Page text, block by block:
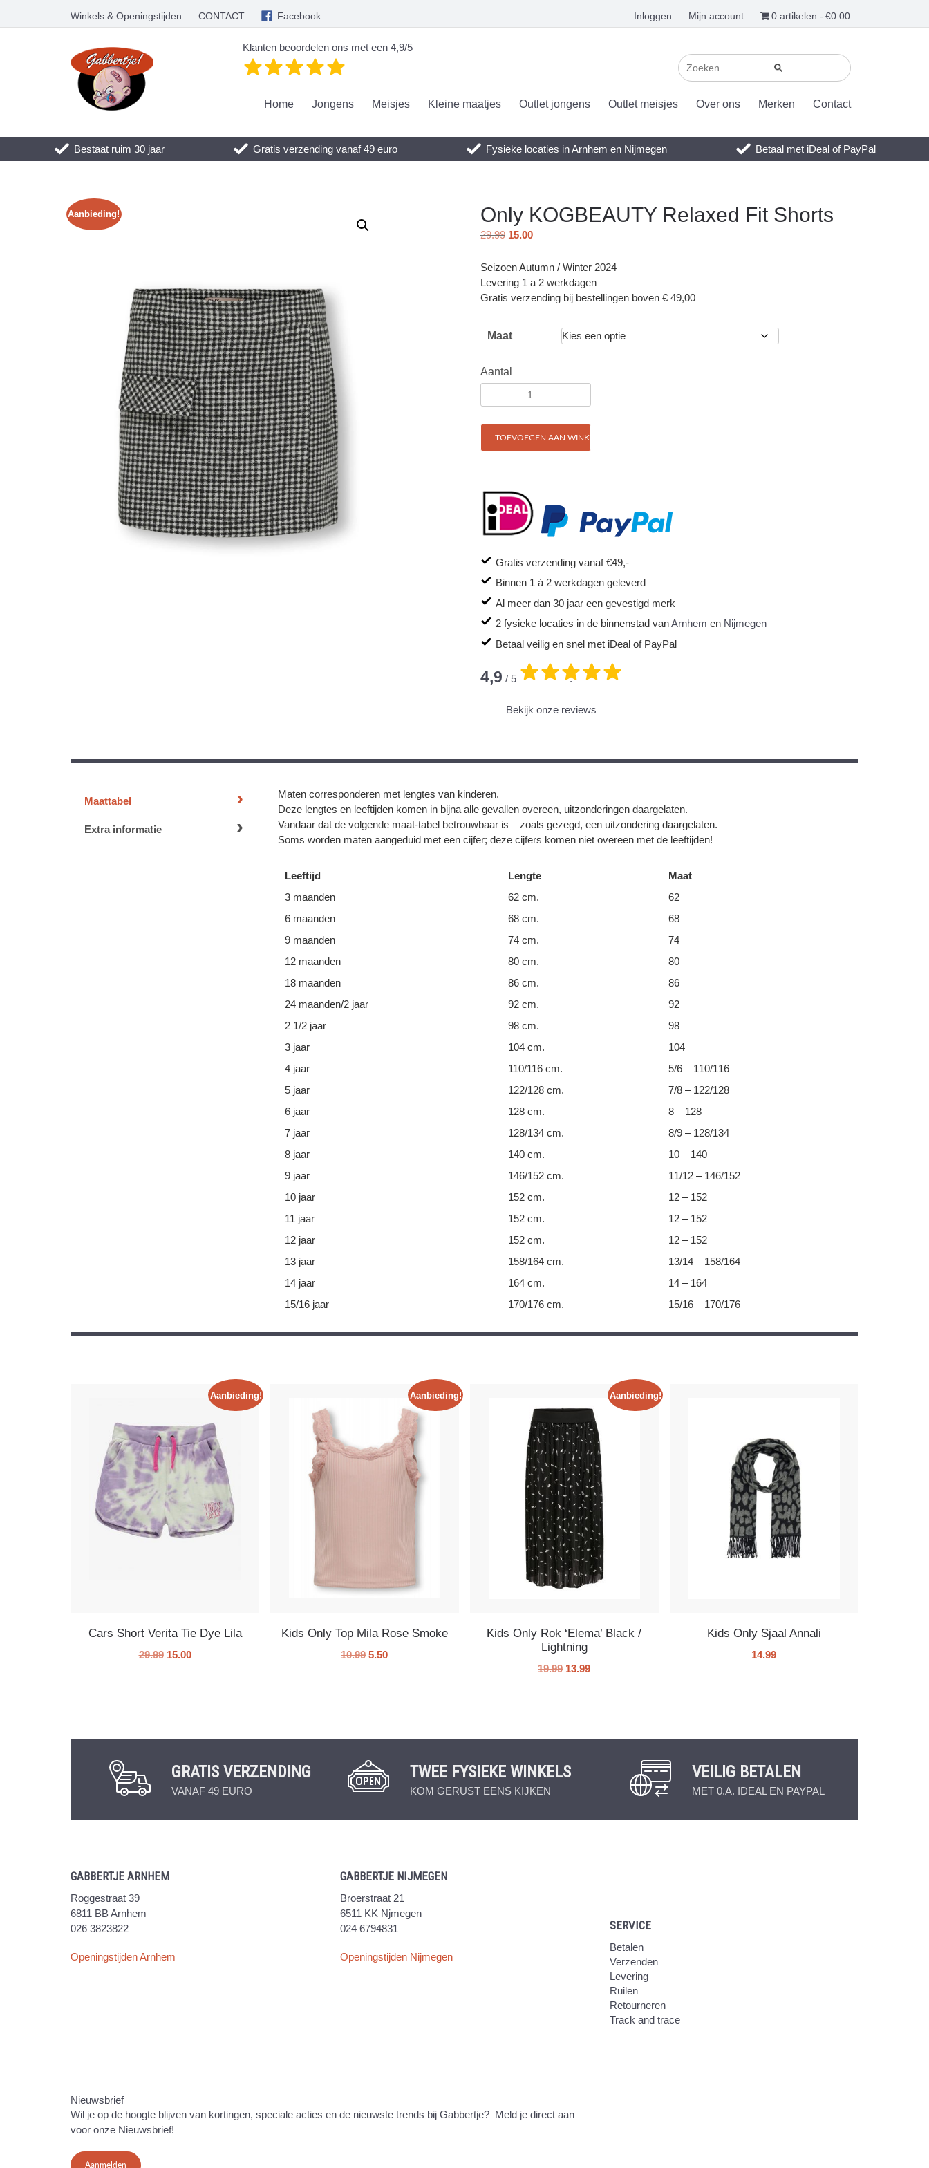
Winkels & Openingstijden CONTACT Facebook Inloggen Mijn account 0 artikelen €0.00
Klanten beoordelen ons met een 4,9/5
Home Jongens Meisjes Kleine maatjes Outlet jongens Outlet meisjes Over ons Merken Contact
Bestaat ruim 30 jaar Gratis verzending vanaf 49 euro Fysieke locaties in Arnhem en Nijmegen Betaal met iDeal of PayPal
Aanbieding! Only KOGBEAUTY Relaxed Fit Shorts
29.99 15.00
Seizoen Autumn / Winter 2024
Levering 1 a 2 werkdagen
Gratis verzending bij bestellingen boven € 49,00
Maat
Aantal
TOEVOEGEN AAN WINKELWAGEN
Gratis verzending vanaf €49,-
Binnen 1 á 2 werkdagen geleverd
Al meer dan 30 jaar een gevestigd merk
2 fysieke locaties in de binnenstad vanArnhem en Nijmegen
Betaal veilig en snel met iDeal of PayPal
4,9 / 5 .
Bekijk onze reviews
Maattabel
Extra informatie
Maten corresponderen met lengtes van kinderen.
Deze lengtes en leeftijden komen in bijna alle gevallen overeen, uitzonderingen daargelaten.
Vandaar dat de volgende maat-tabel betrouwbaar is – zoals gezegd, een uitzondering daargelaten.
Soms worden maten aangeduid met een cijfer; deze cijfers komen niet overeen met de leeftijden!
Leeftijd Lengte
Maat
3 maanden
62 cm.
62
6 maanden
68 cm.
68
9 maanden
74 cm.
74
12 maanden
80 cm.
80
18 maanden
86 cm.
86
24 maanden/2 jaar
92 cm.
92
2 1/2 jaar
98 cm.
98
3 jaar
104 cm.
104
4 jaar
110/116 cm.
5/6 – 110/116
5 jaar
122/128 cm.
7/8 – 122/128
6 jaar
128 cm.
8 – 128
7 jaar
128/134 cm.
8/9 – 128/134
8 jaar
140 cm.
10 – 140
9 jaar
146/152 cm.
11/12 – 146/152
10 jaar
152 cm.
12 – 152
11 jaar
152 cm.
12 – 152
12 jaar
152 cm.
12 – 152
13 jaar
158/164 cm.
13/14 – 158/164
14 jaar
164 cm.
14 – 164
15/16 jaar
170/176 cm. 15/16 – 170/176
Aanbieding!
Cars Short Verita Tie Dye Lila
29.99 15.00
Aanbieding!
Kids Only Top Mila Rose Smoke
10.99 5.50
Aanbieding!
Kids Only Rok ‘Elema’ Black /
Lightning
19.99 13.99
Kids Only Sjaal Annali
14.99
GRATIS VERZENDING
VANAF 49 EURO
TWEE FYSIEKE WINKELS
KOM GERUST EENS KIJKEN
VEILIG BETALEN
MET 0.A. IDEAL EN PAYPAL
GABBERTJE ARNHEM
Roggestraat 39
6811 BB Arnhem
026 3823822
Openingstijden Arnhem
GABBERTJE NIJMEGEN
Broerstraat 21
6511 KK Njmegen
024 6794831
Openingstijden Nijmegen
SERVICE
Betalen
Verzenden
Levering
Ruilen
Retourneren
Track and trace
Nieuwsbrief
Wil je op de hoogte blijven van kortingen, speciale acties en de nieuwste trends bij Gabbertje? Meld je direct aan
voor onze Nieuwsbrief!
Aanmelden